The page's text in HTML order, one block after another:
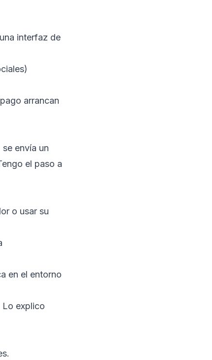
interfaz de
arrancan
envía un
el paso a
o usar su
en el entorno
Lo explico